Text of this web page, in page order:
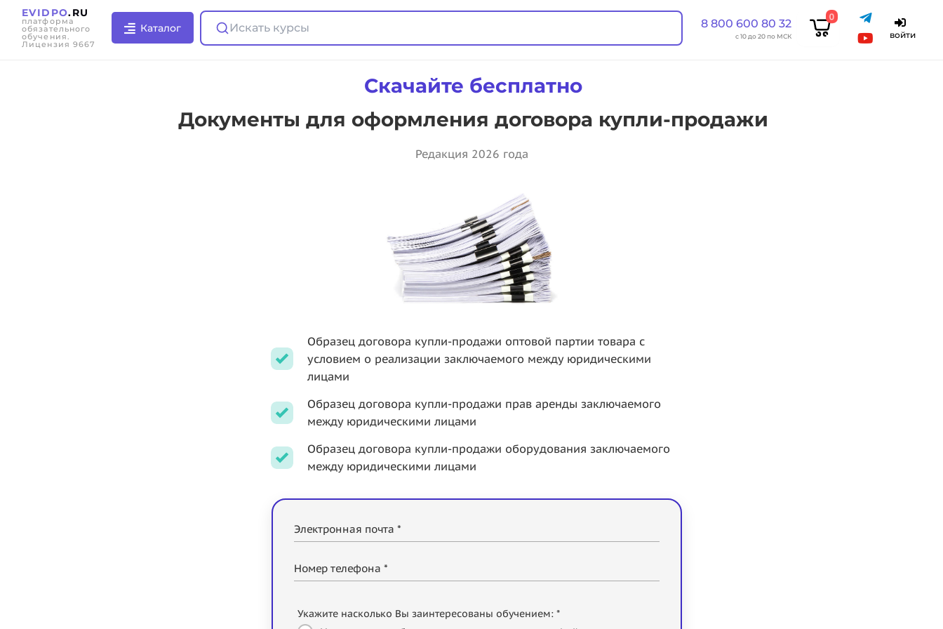
EVIDPO.RU
платформа
обязательного
обучения.
Лицензия 9667
Каталог Искать курсы 8 800 600 80 32
с 10 до 20 по МСК
0
войти
Скачайте бесплатно
Документы для оформления договора купли-продажи
Редакция 2026 года
Образец договора купли-продажи оптовой партии товара с
условием о реализации заключаемого между юридическими
лицами
Образец договора купли-продажи прав аренды заключаемого
между юридическими лицами
Образец договора купли-продажи оборудования заключаемого
между юридическими лицами
Электронная почта *
Номер телефона *
Укажите насколько Вы заинтересованы обучением: *